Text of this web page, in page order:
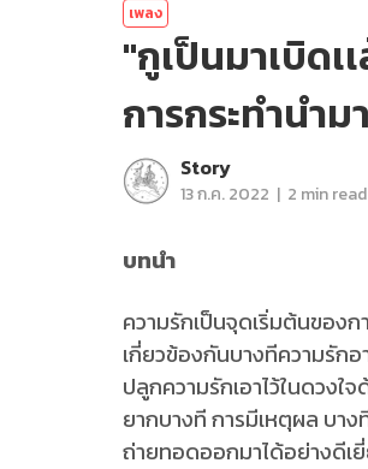
เพลง
"กูเป็นมาเบิด
การกระทำนำ
Story
13 ก.ค. 2022 | 2 min read
บทนำ
ความรักเป็นจุดเริ่มต้นของ
เกี่ยวข้องกันบางทีความรัก
ปลูกความรักเอาไว้ในดวงใ
ยากบางที การมีเหตุผล บา
ถ่ายทอดออกมาได้อย่างดีเ